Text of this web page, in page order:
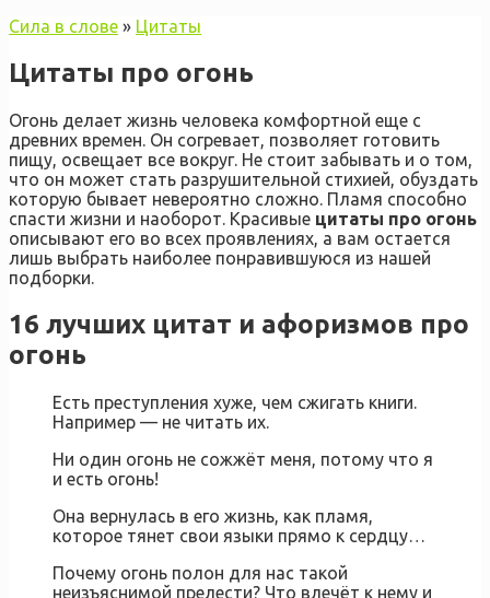
Сила в слове » Цитаты
Цитаты про огонь
Огонь делает жизнь человека комфортной еще с
древних времен. Он согревает, позволяет готовить
пищу, освещает все вокруг. Не стоит забывать и о том,
что он может стать разрушительной стихией, обуздать
которую бывает невероятно сложно. Пламя способно
спасти жизни и наоборот. Красивые цитаты про огонь
описывают его во всех проявлениях, а вам остается
лишь выбрать наиболее понравившуюся из нашей
подборки.
16 лучших цитат и афоризмов про
огонь
Есть преступления хуже, чем сжигать книги.
Например — не читать их.
Ни один огонь не сожжёт меня, потому что я
и есть огонь!
Она вернулась в его жизнь, как пламя,
которое тянет свои языки прямо к сердцу…
Почему огонь полон для нас такой
неизъяснимой прелести? Что влечёт к нему и